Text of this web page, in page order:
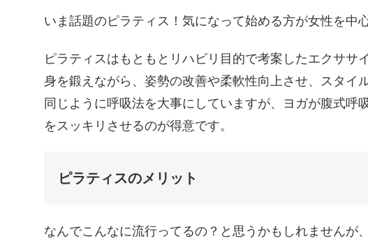
いま話題のピラティス！気になって始める方が女性を中
ピラティスはもともとリハビリ目的で考案したエクササ
身を鍛えながら、姿勢の改善や柔軟性向上させ、スタイ
同じように呼吸法を大事にしていますが、ヨガが腹式呼
をスッキリさせるのが得意です。
ピラティスのメリット
なんでこんなに流行ってるの？と思うかもしれませんが